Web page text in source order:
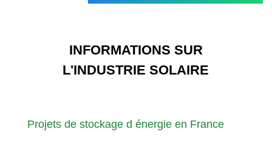
INFORMATIONS SUR
L'INDUSTRIE SOLAIRE
Projets de stockage d énergie en France